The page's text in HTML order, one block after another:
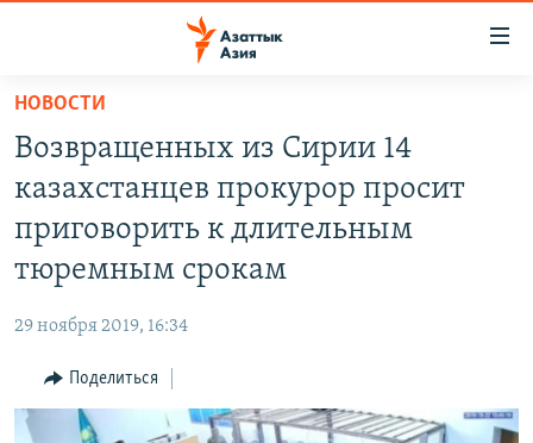
Вернуться
основному
содержанию
главной
Вернутся
поиску
КАЗАХСТАН
НОВОСТИ
КЫРГЫЗЧА
ЎЗБЕКЧА
ТОҶИКӢ
ПОДПИШИТЕСЬ НА НАС В СОЦСЕТЯХ
Все сайты РСЕ/РС
НОВОСТИ
Возвращенных из Сирии 14
казахстанцев прокурор просит
приговорить к длительным
тюремным срокам
29 ноября 2019, 16:34
Поделиться